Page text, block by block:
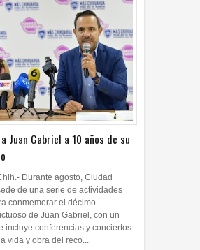
Juan Gabriel a 10 años de su
de una serie de actividades
conmemorar el décimo
de Juan Gabriel, con un
incluye conferencias y conciertos
vida y obra del reco...